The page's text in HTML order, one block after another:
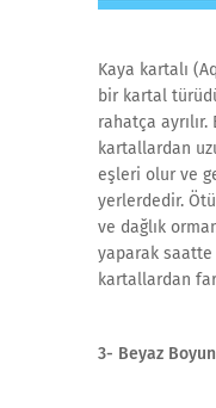
Kaya kartalı
bir kartal
rahatça
kartallardan
eşleri olur ve
yerlerdedir.
ve dağlık
yaparak saatte
kartallardan
3- Beyaz